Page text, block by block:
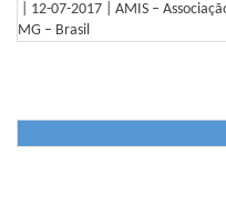
| 12-07-2017 | AMIS –
MG – Brasil